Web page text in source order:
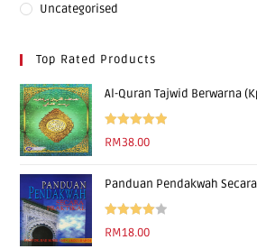
Uncategorised
Top Rated Products
Al-Quran Tajwid Berwarna
Rated 5.00
RM38.00
Panduan Pendakwah
Rated
RM18.00